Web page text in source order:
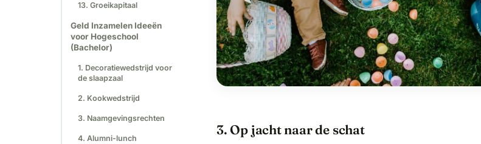
13. Groeikapitaal
Geld Inzamelen Ideeën
voor Hogeschool
(Bachelor)
1. Decoratiewedstrijd voor
de slaapzaal
2. Kookwedstrijd
3. Naamgevingsrechten
4. Alumni-lunch
3. Op jacht naar de schat